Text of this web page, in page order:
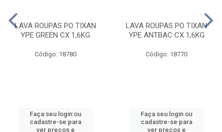
LAVA ROUPAS PO TIXAN
YPE GREEN CX 1,6KG
Código: 18780
Faça seu login ou
cadastre-se para
ver preços e
LAVA ROUPAS PO TIXAN
YPE ANTBAC CX 1,6KG
Código: 18770
Faça seu login ou
cadastre-se para
ver preços e